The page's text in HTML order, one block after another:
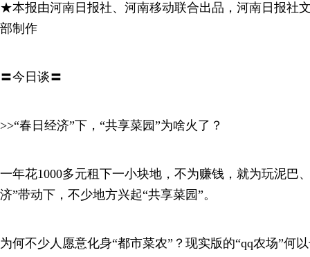
★本报由河南日报社、河南移动联合出品，河南日报社
部制作
〓今日谈〓
>>“春日经济”下，“共享菜园”为啥火了？
一年花1000多元租下一小块地，不为赚钱，就为玩泥
济”带动下，不少地方兴起“共享菜园”。
为何不少人愿意化身“都市菜农”？现实版的“qq农场”何